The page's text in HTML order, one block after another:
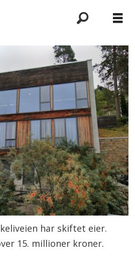
har skiftet eier.
15. millioner kroner.